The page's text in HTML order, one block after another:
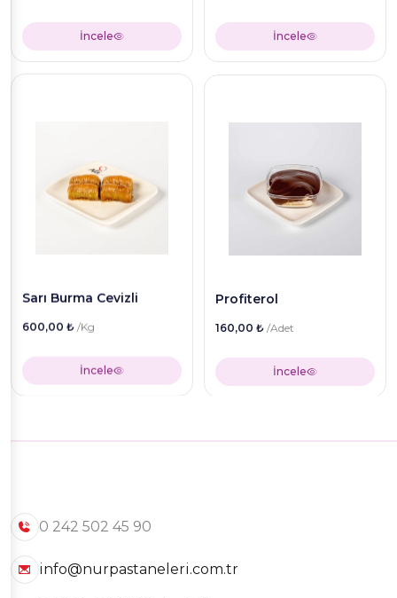
İncele İncele
Sarı Burma Cevizli
600,00 ₺ /Kg
İncele
Profiterol
160,00 ₺ /Adet
İncele
0 242 502 45 90
info@nurpastaneleri.com.tr